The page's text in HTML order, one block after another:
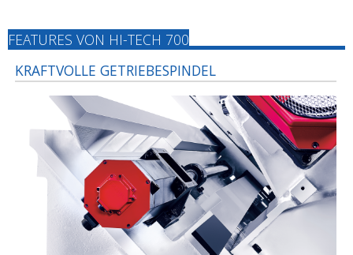
FEATURES VON HI-TECH 700
KRAFTVOLLE GETRIEBESPINDEL